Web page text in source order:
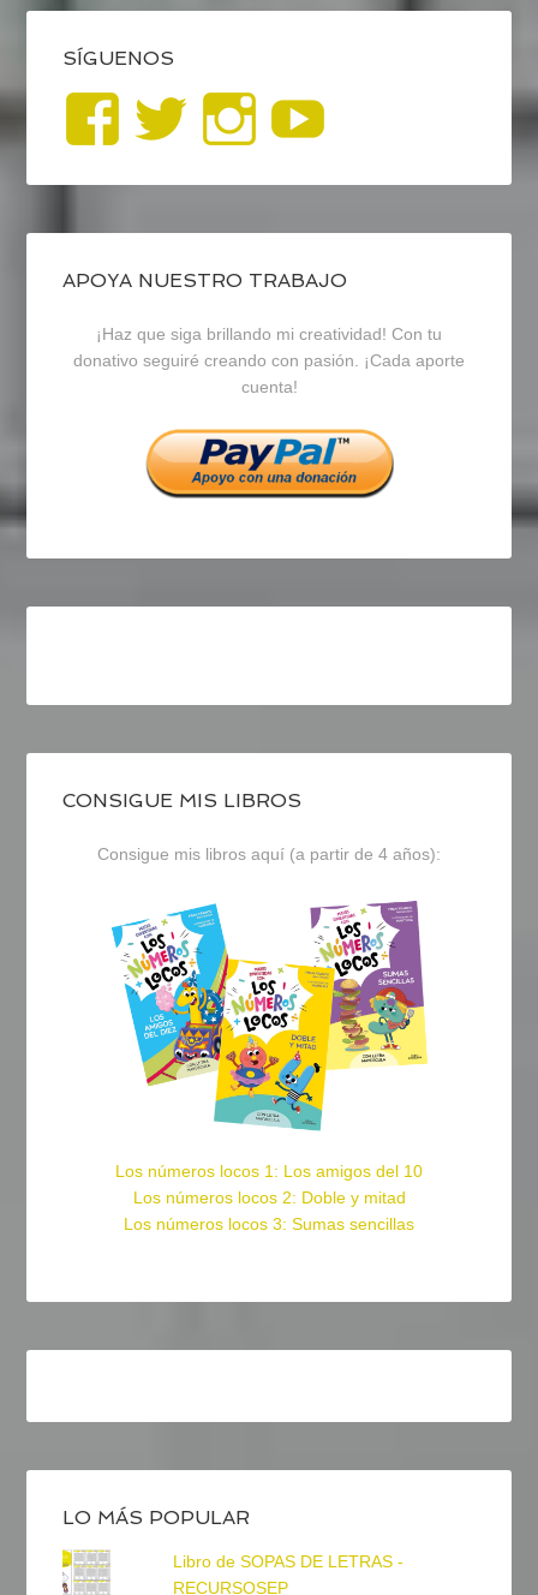
SÍGUENOS
Ver
perfil
de
blogrecursosep
en
Facebook
Ver
perfil
de
recursosep
en
Twitter
Ver
perfil
de
recursosep
en
Instagram
APOYA NUESTRO TRABAJO
¡Haz que siga brillando mi creatividad! Con tu
donativo seguiré creando con pasión. ¡Cada aporte
cuenta!
CONSIGUE MIS LIBROS
Consigue mis libros aquí (a partir de 4 años):
Los números locos 1: Los amigos del 10
Los números locos 2: Doble y mitad
Los números locos 3: Sumas sencillas
LO MÁS POPULAR
Libro de SOPAS DE LETRAS -
RECURSOSEP